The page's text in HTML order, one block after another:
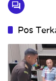
Pos